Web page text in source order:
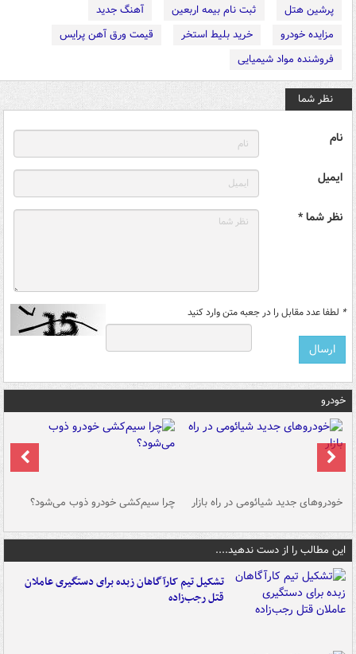
پرشین هتل
ثبت نام بیمه اربعین
آهنگ جدید
مزایده خودرو
خرید بلیط استخر
قیمت ورق آهن پرایس
فروشنده مواد شیمیایی
نظر شما
نام
ایمیل
نظر شما *
* لطفا عدد مقابل را در جعبه متن وارد کنید
خودرو
خودروهای جدید شیائومی در راه بازار چرا سیم‌کشی خودرو ذوب می‌شود؟
این مطالب را از دست ندهید....
تشکیل تیم کارآگاهان زبده برای دستگیری عاملان
قتل رجب‌زاده